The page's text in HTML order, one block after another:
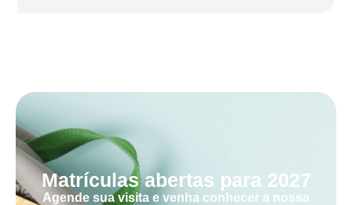
Matrículas abertas para 2027
Agende sua visita e venha conhecer a nossa